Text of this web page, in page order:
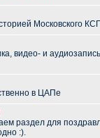
Московского
видео- и
в ЦАПе
раздел для
:).